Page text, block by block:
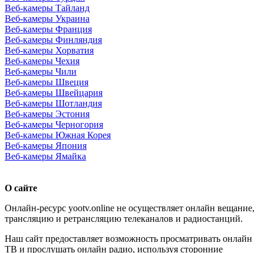
Веб-камеры Тайланд
Веб-камеры Украина
Веб-камеры Франция
Веб-камеры Финляндия
Веб-камеры Хорватия
Веб-камеры Чехия
Веб-камеры Чили
Веб-камеры Швеция
Веб-камеры Швейцария
Веб-камеры Шотландия
Веб-камеры Эстония
Веб-камеры Черногория
Веб-камеры Южная Корея
Веб-камеры Япония
Веб-камеры Ямайка
О сайте
Онлайн-ресурс yootv.online не осуществляет онлайн вещание,
трансляцию и ретрансляцию телеканалов и радиостанций.
Наш сайт предоставляет возможность просматривать онлайн
ТВ и прослушать онлайн радио, используя сторонние